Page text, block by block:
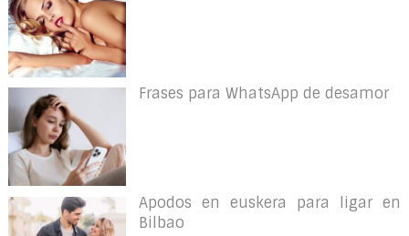
Frases para WhatsApp de desamor
Apodos en euskera para ligar en
Bilbao